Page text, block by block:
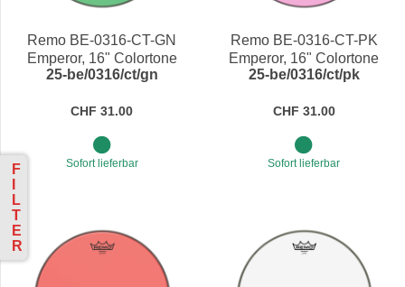
F
L
T
E
R
Remo BE-0316-CT-GN
Emperor, 16" Colortone
Green
25-be/0316/ct/gn
CHF 31.00
Sofort lieferbar
Remo BE-0316-CT-PK
Emperor, 16" Colortone
Pink
25-be/0316/ct/pk
CHF 31.00
Sofort lieferbar